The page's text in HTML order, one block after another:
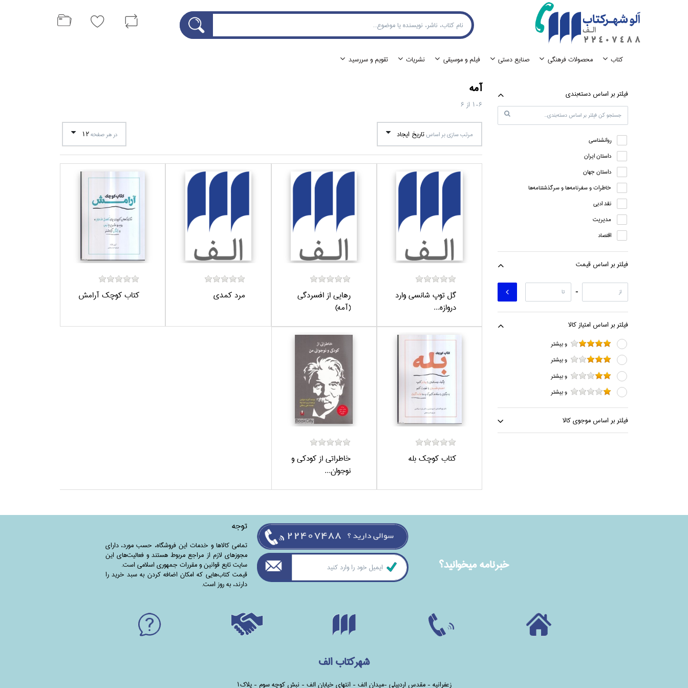
كتاب محصولات فرهنگي صنايع دستي فيلم و موسيقي نشريات تقويم و سررسيد
فيلتر بر اساس دسته‌بندي
روانشناسي
داستان ايران
داستان جهان
خاطرات و سفرنامه‌ها و سرگذشتنامه‌ها
نقد ادبي
مديريت
اقتصاد
فلسفه
فيلتر بر اساس قيمت
-
فيلتر بر اساس امتياز كالا
و بيشتر
و بيشتر
و بيشتر
و بيشتر
فيلتر بر اساس موجوي كالا
آمه
1-6 از 6
مرتب سازي بر اساس تاريخ ايجاد در هر صفحه12
گل توپ شانسي وارد
دروازه...
رهايي از افسردگي
(آمه)
مرد كمدي كتاب كوچك آرامش
كتاب كوچك بله
خاطراتي از كودكي و
نوجوان...
خبرنامه ميخوانيد؟
توجه
تمامی‌ کالاها و خدمات این فروشگاه، حسب مورد،‌ دارای
مجوزهای لازم از مراجع مربوط هستند ‌و‌‌ فعالیت‌های این
سایت تابع قوانین و مقررات جمهوری اسلامی است.
قیمت کتاب‌هایی که امکان اضافه کردن به سبد خرید را
دارند،‌ به روز است.
شهرکتاب الف
زعفرانیه - مقدس اردبیلی -میدان الف - انتهای خیابان الف - نبش کوچه سوم - پلاک1